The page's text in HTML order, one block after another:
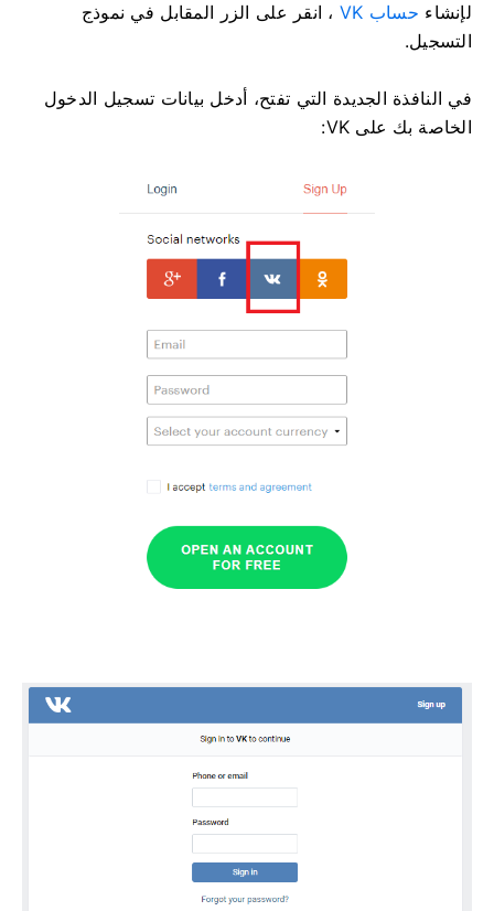
لإنشاء حساب VK
، انقر على الزر المقابل في نموذج
التسجيل.
في النافذة الجديدة التي تفتح، أدخل بيانات تسجيل الدخول
الخاصة بك على VK: